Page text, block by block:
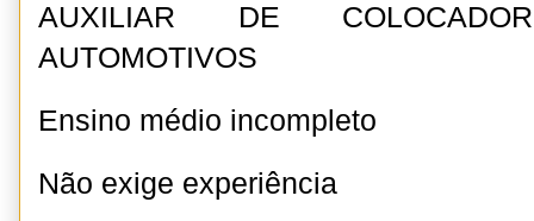
AUXILIAR DE
AUTOMOTIVOS
Ensino médio incompleto
Não exige experiência